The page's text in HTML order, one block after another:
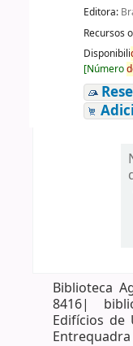
Editora:
Recursos
Disponibili
[Número
Biblioteca
8416|
Edifícios de